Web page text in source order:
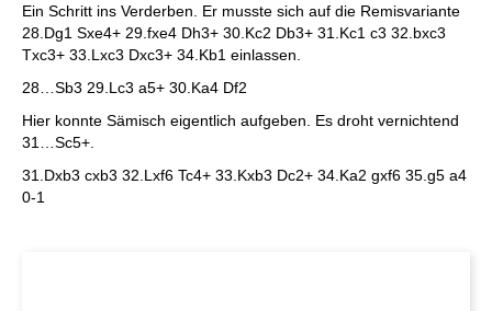
Ein Schritt ins Verderben. Er musste sich auf die Remisvariante
28.Dg1 Sxe4+ 29.fxe4 Dh3+ 30.Kc2 Db3+ 31.Kc1 c3 32.bxc3
Txc3+ 33.Lxc3 Dxc3+ 34.Kb1 einlassen.
28…Sb3 29.Lc3 a5+ 30.Ka4 Df2
Hier konnte Sämisch eigentlich aufgeben. Es droht vernichtend
31…Sc5+.
31.Dxb3 cxb3 32.Lxf6 Tc4+ 33.Kxb3 Dc2+ 34.Ka2 gxf6 35.g5 a4
0-1